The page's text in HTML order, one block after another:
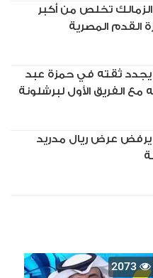
تخلص من أكبر
القدم المصرية
ثقته في حمزة عبد
مع الفريق الأول لبرشلونة
يرفض عرض ريال مدريد
2073